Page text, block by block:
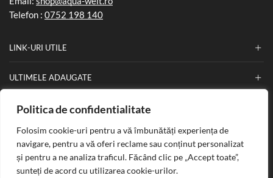
Politica de confidentialitate
Folosim cookie-uri pentru a vă îmbunătăți experiența de
navigare, pentru a vă oferi reclame sau conținut personalizat
și pentru a ne analiza traficul. Făcând clic pe „Accept toate”,
sunteți de acord cu utilizarea cookie-urilor.
Telefon : 0752 198 140
LINK-URI UTILE
ULTIMELE ADAUGATE
INFORMATII
Copyright © 2025Aqua Welt. Creat de